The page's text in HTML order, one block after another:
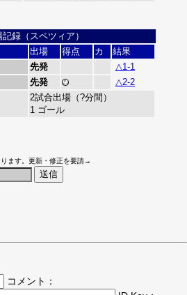
録（スペツィア）
出場 得点 カ
結果
先発
△1-1
先発 △2-2
2試合出場（?分間）
1 ゴール
ます。更新・修正を要請→
コメント：